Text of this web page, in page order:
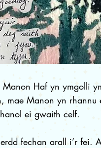
Haf yn ymgolli
mae Manon yn rhannu
ei gwaith celf.
fechan arall i’r fei.